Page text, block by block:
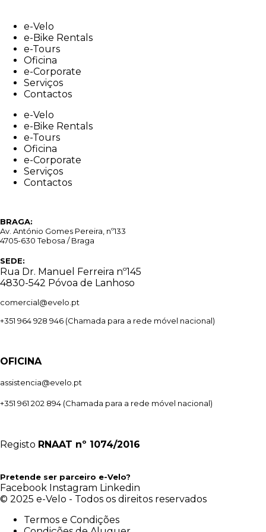
contente-Velo
e-Bike Rentals
e-Tours
Oficina
e-Corporate
Serviços
Contactos
e-Velo
e-Bike Rentals
e-Tours
Oficina
e-Corporate
Serviços
Contactos
BRAGA:
Av. António Gomes Pereira, nº133
4705-630 Tebosa / Braga
SEDE:
Rua Dr. Manuel Ferreira nº145
4830-542 Póvoa de Lanhoso
comercial@evelo.pt
+351 964 928 946 (Chamada para a rede móvel nacional)
OFICINA
assistencia@evelo.pt
+351 961 202 894 (Chamada para a rede móvel nacional)
Registo RNAAT nº 1074/2016
Pretende ser parceiro e-Velo?
Facebook Instagram Linkedin
© 2025 e-Velo - Todos os direitos reservados
Termos e Condições